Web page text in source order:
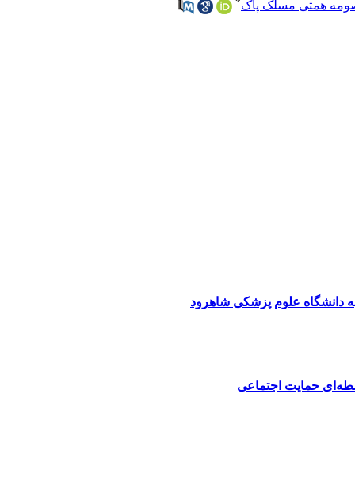
همتی مسلک پاک
دانشگاه علوم پزشکی شاهرود
حمایت اجتماعی